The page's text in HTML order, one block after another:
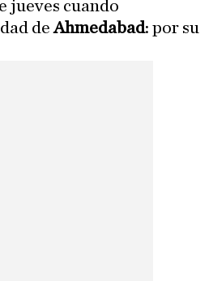
jueves cuando
deAhmedabad: por su